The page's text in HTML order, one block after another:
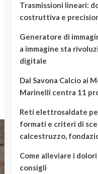
Trasmissioni lineari:
costruttiva e
Generatore di
a immagine sta
digitale
Dal Savona Calcio ai
Marinelli centra 11
Reti elettrosaldate
formati e criteri di
calcestruzzo,
Come alleviare i
consigli